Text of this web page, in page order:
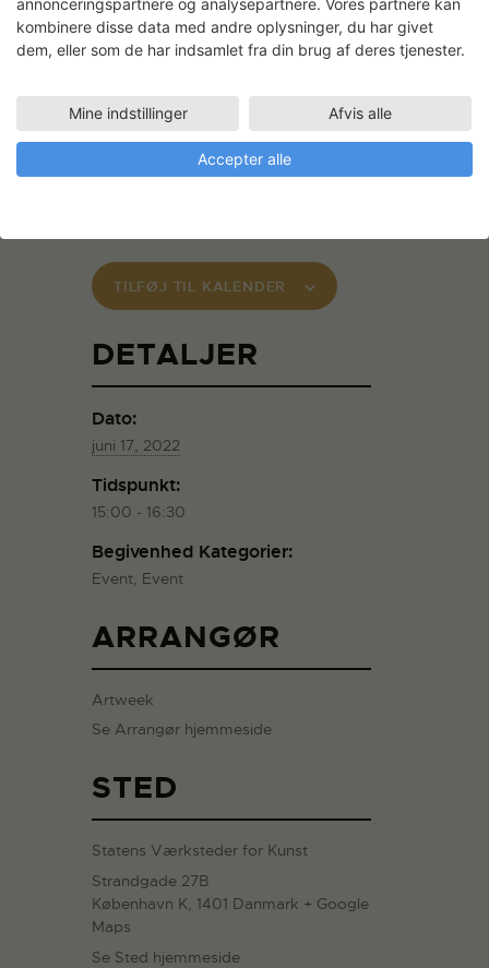
process in the weaving workshop, where
she will discuss her unusual work
with a material like optical fiber.
There is a free entrance, but please
forward an email totilmelding@svfk.dk
TILFØJ TIL KALENDER
DETALJER
Dato:
juni 17, 2022
Tidspunkt:
15:00 - 16:30
Begivenhed Kategorier:
Event, Event
ARRANGØR
Artweek
Se Arrangør hjemmeside
STED
Statens Værksteder for Kunst
Strandgade 27B
København K, 1401 Danmark + Google
Maps
Se Sted hjemmeside
annonceringspartnere og analysepartnere. Vores partnere kan
kombinere disse data med andre oplysninger, du har givet
dem, eller som de har indsamlet fra din brug af deres tjenester.
Mine indstillinger Afvis alle
Accepter alle